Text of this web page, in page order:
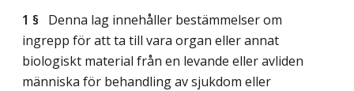
1 § Denna lag innehåller bestämmelser om
ingrepp för att ta till vara organ eller annat
biologiskt material från en levande eller avliden
människa för behandling av sjukdom eller